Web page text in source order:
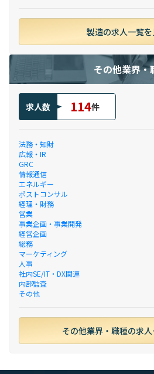
製造の求人一覧を
その他業界・
求人数 114件
法務・知財
広報・IR
GRC
情報通信
エネルギー
ポストコンサル
経理・財務
営業
事業企画・事業開発
経営企画
総務
マーケティング
人事
社内SE/IT・DX関連
内部監査
その他
その他業界・職種の求